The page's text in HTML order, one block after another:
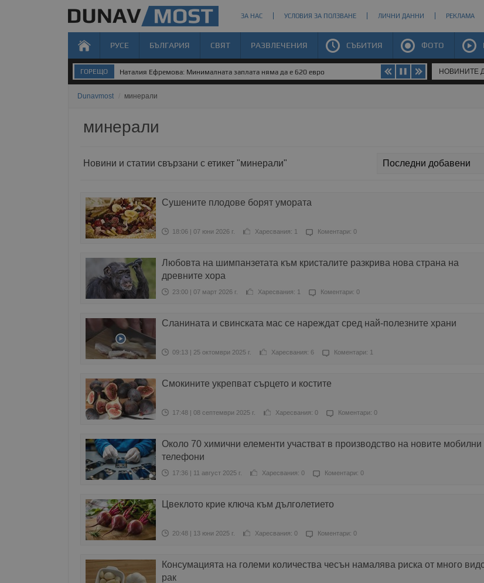
ЗА НАС УСЛОВИЯ ЗА ПОЛЗВАНЕ ЛИЧНИ ДАННИ РЕКЛАМА
РУСЕ БЪЛГАРИЯ СВЯТ РАЗВЛЕЧЕНИЯ СЪБИТИЯ ФОТО
ГОРЕЩО Наталия Ефремова: Минималната заплата няма да е 620 евро НОВИНИТЕ
Dunavmost минерали
минерали
Новини и статии свързани с етикет "минерали"
Сушените плодове борят умората
18:06 | 07 юни 2026 г. Харесвания: 1 Коментари: 0
Любовта на шимпанзетата към кристалите разкрива нова страна на
древните хора
23:00 | 07 март 2026 г. Харесвания: 1 Коментари: 0
Сланината и свинската мас се нареждат сред най-полезните храни
09:13 | 25 октомври 2025 г. Харесвания: 6 Коментари: 1
Смокините укрепват сърцето и костите
17:48 | 08 септември 2025 г. Харесвания: 0 Коментари: 0
Около 70 химични елементи участват в производство на новите мобилни
телефони
17:36 | 11 август 2025 г. Харесвания: 0 Коментари: 0
Цвеклото крие ключа към дълголетието
20:48 | 13 юни 2025 г. Харесвания: 0 Коментари: 0
Консумацията на големи количества чесън намалява риска от много
рак